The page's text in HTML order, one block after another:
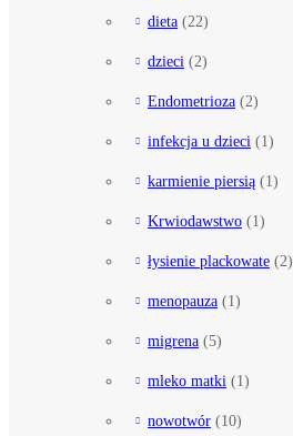
dieta (22)
dzieci (2)
Endometrioza (2)
infekcja u dzieci (1)
karmienie piersią (1)
Krwiodawstwo (1)
łysienie plackowate (2)
menopauza (1)
migrena (5)
mleko matki (1)
nowotwór (10)